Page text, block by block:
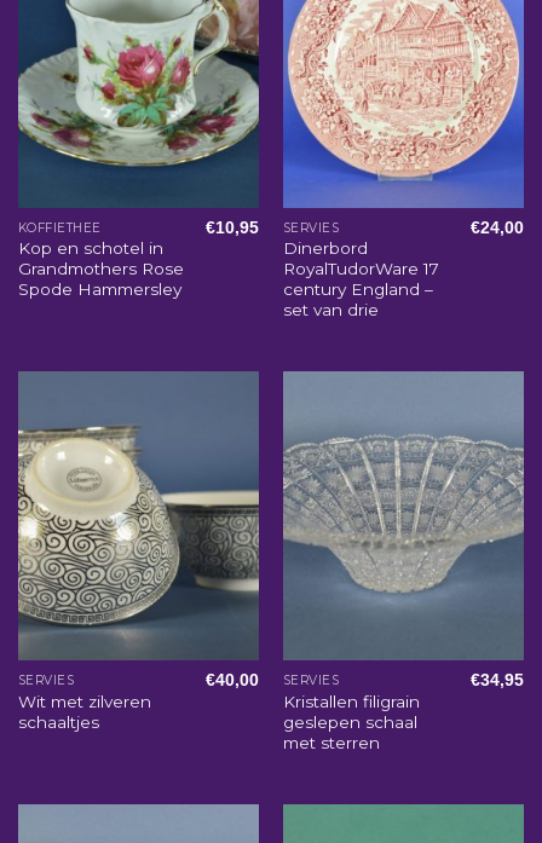
KOFFIETHEE
Kop en schotel in
Grandmothers Rose
Spode Hammersley
€10,95 SERVIES
Dinerbord
RoyalTudorWare 17
century England –
set van drie
€24,00
SERVIES
Wit met zilveren
schaaltjes
€40,00 SERVIES
Kristallen filigrain
geslepen schaal
met sterren
€34,95